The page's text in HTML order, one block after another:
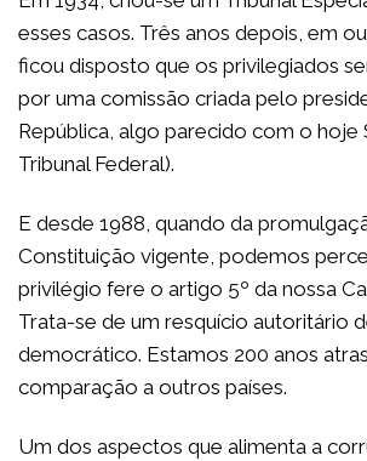
esses casos. Três anos depois, em
ficou disposto que os privilegiados
por uma comissão criada pelo
República, algo parecido com o hoje
Tribunal Federal).
E desde 1988, quando da
Constituição vigente, podemos
privilégio fere o artigo 5º da nossa
Trata-se de um resquício autoritário
democrático. Estamos 200 anos
comparação a outros países.
Um dos aspectos que alimenta a